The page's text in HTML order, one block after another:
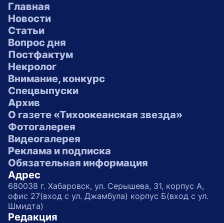
Главная
Новости
Статьи
Вопрос дня
Постфактум
Некролог
Внимание, конкурс
Спецвыпуски
Архив
О газете «Тихоокеанская звезда»
Фотогалерея
Видеогалерея
Реклама и подписка
Обязательная информация
Адрес
680038 г. Хабаровск, ул. Серышева, 31, корпус А,
офис 27(вход с ул. Джамбула) корпус Б(вход с ул.
Шмидта)
Редакция